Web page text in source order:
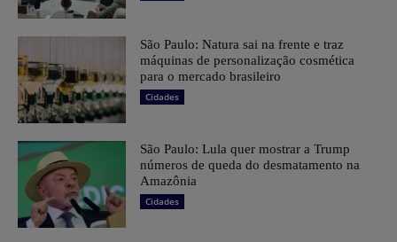
São Paulo: Natura sai na frente e traz
máquinas de personalização cosmética
para o mercado brasileiro
Cidades
São Paulo: Lula quer mostrar a Trump
números de queda do desmatamento na
Amazônia
Cidades